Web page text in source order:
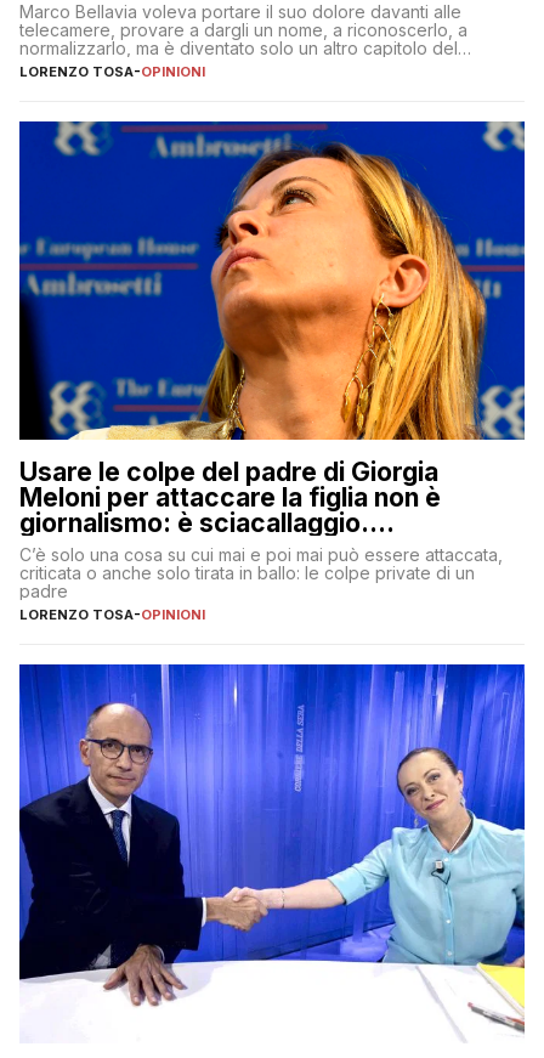
Marco Bellavia voleva portare il suo dolore davanti alle
telecamere, provare a dargli un nome, a riconoscerlo, a
normalizzarlo, ma è diventato solo un altro capitolo del
copione
LORENZO TOSA-OPINIONI
Usare le colpe del padre di Giorgia
Meloni per attaccare la figlia non è
giornalismo: è sciacallaggio.
Dimostriamo di essere diversi
C’è solo una cosa su cui mai e poi mai può essere attaccata,
criticata o anche solo tirata in ballo: le colpe private di un
padre
LORENZO TOSA-OPINIONI